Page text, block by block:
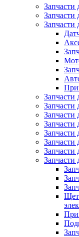
Запчасти
Запчасти
Запчасти
Запчасти
Запчасти
Запчасти
Запчасти
Запчасти
Запчасти